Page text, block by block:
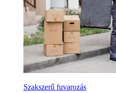
Szakszerű fuvarozás